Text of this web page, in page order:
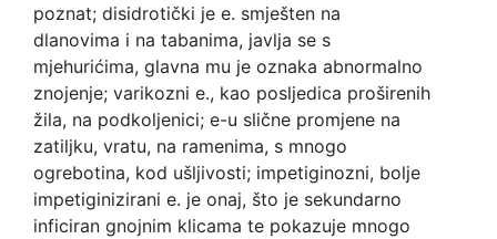
poznat; disidrotički je e. smješten na
dlanovima i na tabanima, javlja se s
mjehurićima, glavna mu je oznaka abnormalno
znojenje; varikozni e., kao posljedica proširenih
žila, na podkoljenici; e-u slične promjene na
zatiljku, vratu, na ramenima, s mnogo
ogrebotina, kod ušljivosti; impetiginozni, bolje
impetiginizirani e. je onaj, što je sekundarno
inficiran gnojnim klicama te pokazuje mnogo